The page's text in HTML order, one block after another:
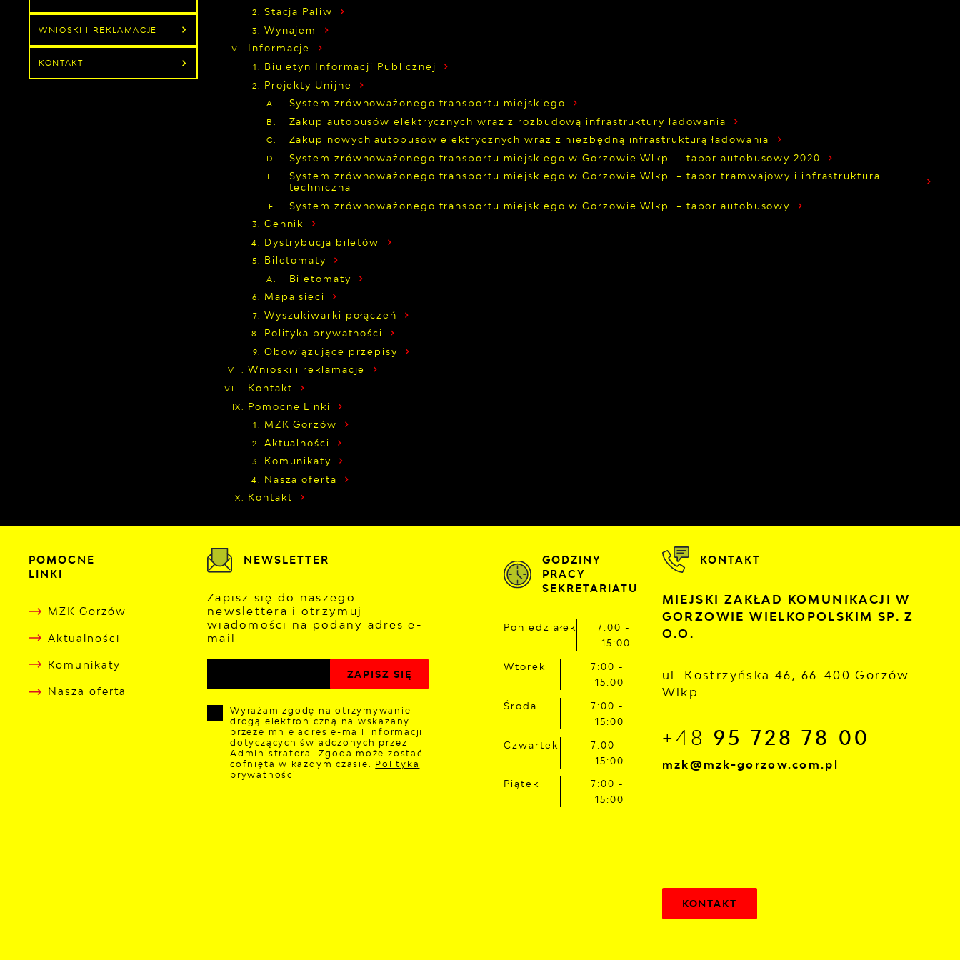
WNIOSKI I REKLAMACJE
KONTAKT
Stacja Paliw
Wynajem
Informacje
Biuletyn Informacji Publicznej
Projekty Unijne
System zrównoważonego transportu miejskiego
Zakup autobusów elektrycznych wraz z rozbudową infrastruktury ładowania
Zakup nowych autobusów elektrycznych wraz z niezbędną infrastrukturą ładowania
System zrównoważonego transportu miejskiego w Gorzowie Wlkp. – tabor autobusowy 2020
System zrównoważonego transportu miejskiego w Gorzowie Wlkp. – tabor tramwajowy i infrastruktura
techniczna
System zrównoważonego transportu miejskiego w Gorzowie Wlkp. – tabor autobusowy
Cennik
Dystrybucja biletów
Biletomaty
Biletomaty
Mapa sieci
Wyszukiwarki połączeń
Polityka prywatności
Obowiązujące przepisy
Wnioski i reklamacje
Kontakt
Pomocne Linki
MZK Gorzów
Aktualności
Komunikaty
Nasza oferta
Kontakt
POMOCNE
LINKI
MZK Gorzów
Aktualności
Komunikaty
Nasza oferta
NEWSLETTER
Zapisz się do naszego
newslettera i otrzymuj
wiadomości na podany adres e-
mail
Wyrażam zgodę na otrzymywanie
drogą elektroniczną na wskazany
przeze mnie adres e-mail informacji
dotyczących świadczonych przez
Administratora. Zgoda może zostać
cofnięta w każdym czasie. Polityka
prywatności
GODZINY
PRACY
SEKRETARIATU
Poniedziałek
7:00 -
15:00
Wtorek
7:00 -
15:00
Środa
7:00 -
15:00
Czwartek
7:00 -
15:00
Piątek
7:00 -
15:00
KONTAKT
MIEJSKI ZAKŁAD KOMUNIKACJI W
GORZOWIE WIELKOPOLSKIM SP. Z
O.O.
ul. Kostrzyńska 46, 66-400 Gorzów
Wlkp.
+48 95 728 78 00
mzk@mzk-gorzow.com.pl
KONTAKT